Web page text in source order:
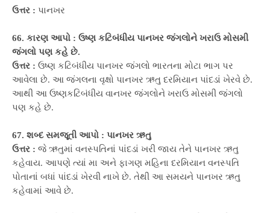
ઉત્તર : પાનખર
66. કારણ આપો : ઉષ્ણ કટિબંધીય પાનખર જંગલોને ખરાઉ મોસમી
જંગલો પણ કહે છે.
ઉત્તર : ઉષ્ણ કટિબંધીય પાનખર જંગલો ભારતના મોટા ભાગ પર
આવેલા છે. આ જંગલના વૃક્ષો પાનખર ઋતુ દરમિયાન પાંદડાં ખેરવે છે.
આથી આ ઉષ્ણકટિબંધીય વાનખર જંગલોને ખરાઉ મોસમી જંગલો
પણ કહે છે.
67. શબ્દ સમજૂતી આપો : પાનખર ઋતુ
ઉત્તર : જે ઋતુમાં વનસ્પતિનાં પાંદડાં ખરી જાય તેને પાનખર ઋતુ
કહેવાય. આપણે ત્યાં મા અને ફાગણ મહિના દરમિયાન વનસ્પતિ
પોતાનાં બધાં પાંદડાં ખેરવી નાખે છે. તેથી આ સમયને પાનખર ઋતુ
કહેવામાં આવે છે.